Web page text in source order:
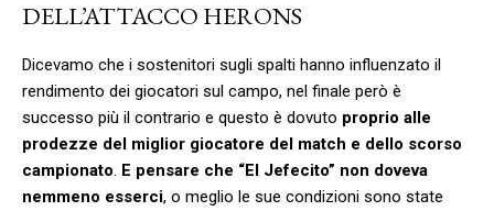
DELL’ATTACCO HERONS
Dicevamo che i sostenitori sugli spalti hanno influenzato il
rendimento dei giocatori sul campo, nel finale però è
successo più il contrario e questo è dovuto proprio alle
prodezze del miglior giocatore del match e dello scorso
campionato. E pensare che “El Jefecito” non doveva
nemmeno esserci, o meglio le sue condizioni sono state